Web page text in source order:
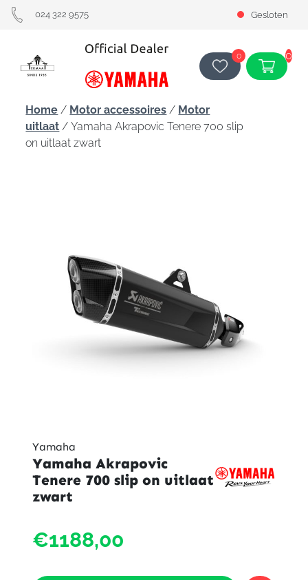
024 322 9575 Gesloten
0 0
Home / Motor accessoires / Motor
uitlaat / Yamaha Akrapovic Tenere 700 slip
on uitlaat zwart
Yamaha
Yamaha Akrapovic
Tenere 700 slip on uitlaat
zwart
€1188,00